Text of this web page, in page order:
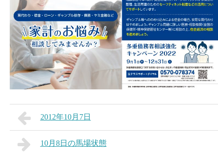
2012年10月7日
10月8日の馬場状態